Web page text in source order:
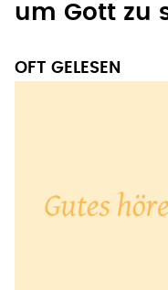
um Gott zu
OFT GELESEN